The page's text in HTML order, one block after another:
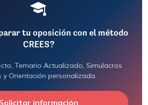
tu oposición con el método
CREES?
Temario Actualizado, Simulacros
y Orientación personalizada.
información